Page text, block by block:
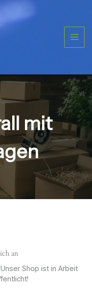
mit
an
Shop ist in Arbeit